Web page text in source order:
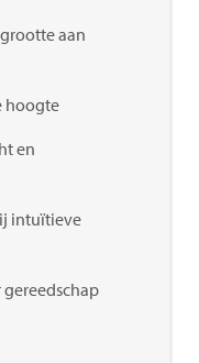
aan
hoogte
en
intuïtieve